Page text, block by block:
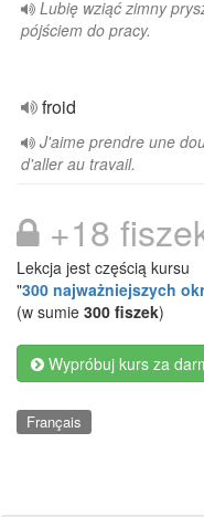
Lubię wziąć zimny
pójściem do pracy.
froid
J'aime prendre une
d'aller au travail.
+18
Lekcja jest częścią kursu
"300 najważniejszych
(w sumie 300 fiszek)
Wypróbuj kurs za
Français